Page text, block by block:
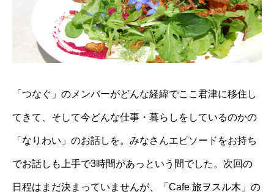
「つなぐ」のメンバーがどんな経緯でここ君津に移住し
てきて、そして今どんな仕事・暮らしをしているのかの
「なりわい」のお話しを。みなさんエピソードをお持ち
でお話しも上手で3時間があっという間でした。次回の
日程はまだ決まっていませんが、「Cafe 旅ヲスル木」の